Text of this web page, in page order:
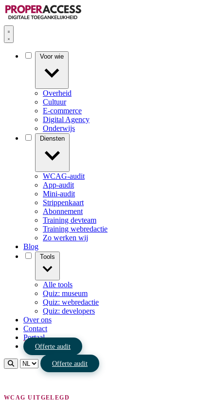
Overheid
Cultuur
E-commerce
Digital Agency
Onderwijs
WCAG-audit
App-audit
Mini-audit
Strippenkaart
Abonnement
Training devteam
Training webredactie
Zo werken wij
Blog
Alle tools
Quiz: museum
Quiz: webredactie
Quiz: developers
Over ons
Contact
Portaal
Offerte audit
Offerte audit
WCAG UITGELEGD